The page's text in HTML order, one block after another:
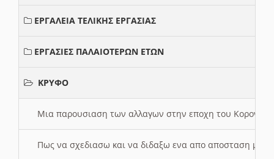
ΕΡΓΑΛΕΙΑ ΤΕΛΙΚΗΣ ΕΡΓΑΣΙΑΣ
ΕΡΓΑΣΙΕΣ ΠΑΛΑΙΟΤΕΡΩΝ ΕΤΩΝ
ΚΡΥΦΟ
Μια παρουσιαση των αλλαγων στην εποχη του
Πως να σχεδιασω και να διδαξω ενα απο αποσταση